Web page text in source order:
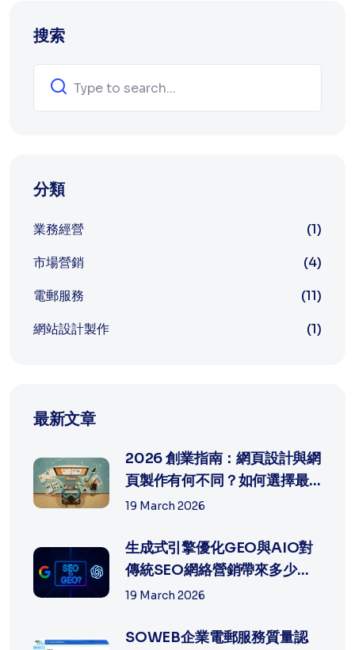
搜索
分類
業務經營
(1)
市場營銷
(4)
電郵服務
(11)
網站設計製作
(1)
最新文章
2026 創業指南：網頁設計與網
頁製作有何不同？如何選擇最
適合中...
19 March 2026
生成式引擎優化GEO與AIO對
傳統SEO網絡營銷帶來多少沖
擊?
19 March 2026
SOWEB企業電郵服務質量認